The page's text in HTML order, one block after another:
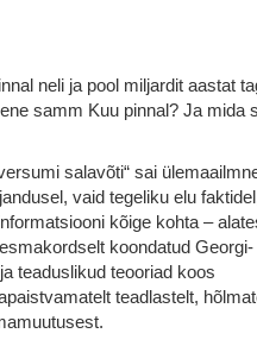
neli ja pool miljardit aastat
samm Kuu pinnal? Ja mida
salavõti“ sai
vaid tegeliku elu
kõige kohta –
koondatud Georgi-
teaduslikud teooriad koos
teadlastelt,